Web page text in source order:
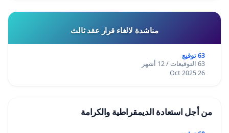
مناشدة لالغاء قرار عقد ثالث
63 توقيع
63 التوقيعات / 12 أشهر
26 Oct 2025
من أجل استعادة الديمقراطية والكرامة